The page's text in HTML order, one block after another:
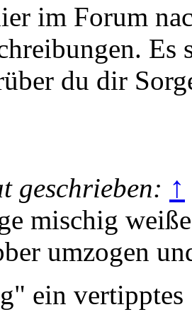
im Forum
Es
du dir
geschrieben: ↑
mischig
umzogen
ein